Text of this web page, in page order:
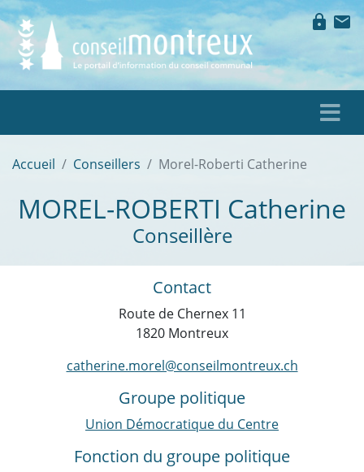
lock mail
Accueil Conseillers Morel-Roberti Catherine
MOREL-ROBERTI Catherine
Conseillère
Contact
Route de Chernex 11
1820 Montreux
catherine.morel@conseilmontreux.ch
Groupe politique
Union Démocratique du Centre
Fonction du groupe politique